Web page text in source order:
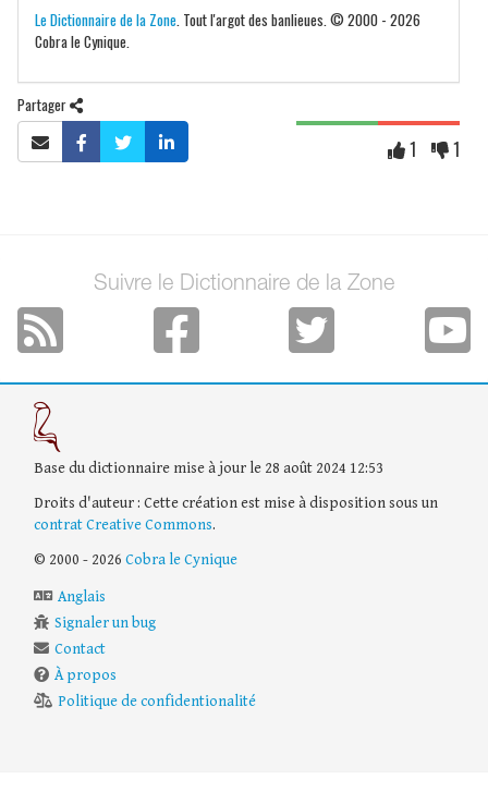
Le Dictionnaire de la Zone . Tout l'argot des banlieues. © 2000 - 2026
Cobra le Cynique.
Partager
1 1
Suivre le Dictionnaire de la Zone
Base du dictionnaire mise à jour le 28 août 2024 12:53
Droits d'auteur : Cette création est mise à disposition sous un
contrat Creative Commons.
© 2000 - 2026 Cobra le Cynique
Anglais
Signaler un bug
Contact
À propos
Politique de confidentionalité